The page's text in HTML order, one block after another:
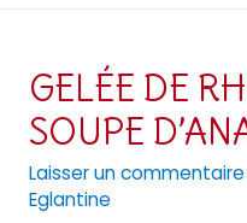
GELÉE DE
SOUPE
Laisser un commentaire
Eglantine